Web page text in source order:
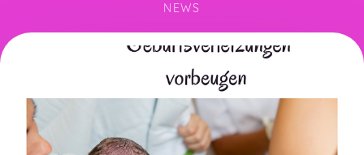
NEWS
Soon you will learn more about me here...